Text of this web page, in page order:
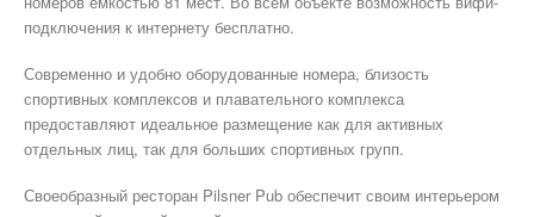
подключения к интернету бесплатно.
Современно и удобно оборудованные номера, близость
спортивных комплексов и плавательного комплекса
предоставляют идеальное размещение как для активных
отдельных лиц, так для больших спортивных групп.
Своеобразный ресторан Pilsner Pub обеспечит своим интерьером